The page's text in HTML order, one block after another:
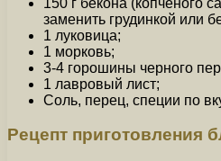
заменить грудинкой или
1 луковица;
1 морковь;
3-4 горошины черного
1 лавровый лист;
Соль, перец, специи по
Рецепт приготовления